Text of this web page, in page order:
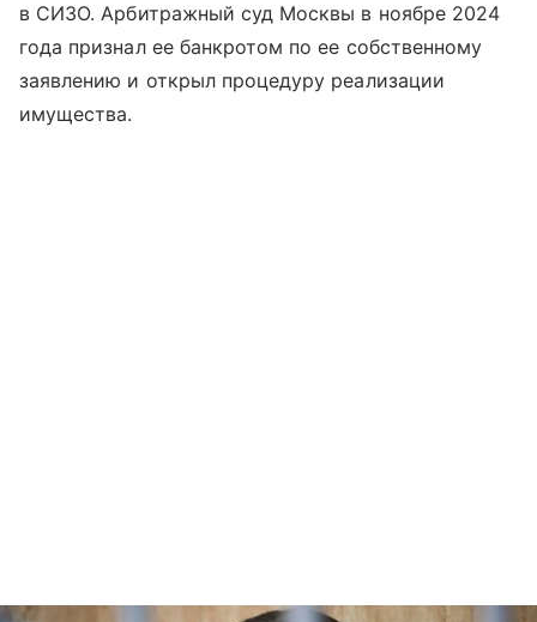
в СИЗО. Арбитражный суд Москвы в ноябре 2024
года признал ее банкротом по ее собственному
заявлению и открыл процедуру реализации
имущества.